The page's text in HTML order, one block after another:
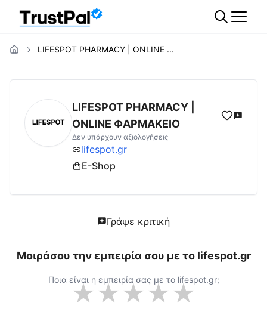
LIFESPOT PHARMACY | ONLINE ...
lifespot.grΑξιολογήσεις | Δες
LIFESPOT PHARMACY |
ONLINE ΦΑΡΜΑΚΕΙΟ
Δεν υπάρχουν αξιολογήσεις
lifespot.gr
E-Shop
Γράψε κριτική
Μοιράσου την εμπειρία σου με το lifespot.gr
Ποια είναι η εμπειρία σας με το lifespot.gr;
★★★★★